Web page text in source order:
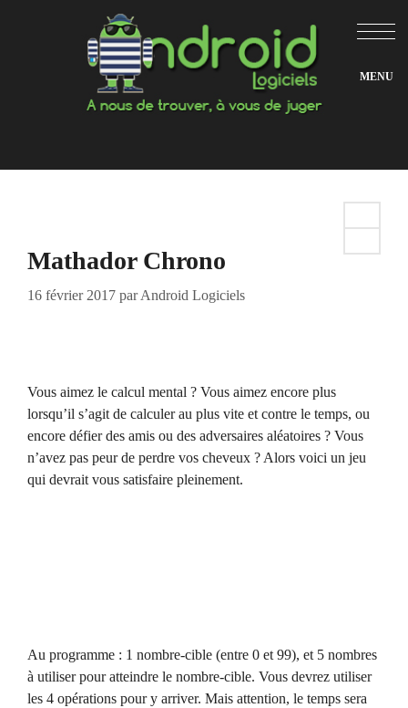
Mathador Chrono
16 février 2017 parAndroid Logiciels
Vous aimez le calcul mental ? Vous aimez encore plus
lorsqu’il s’agit de calculer au plus vite et contre le temps, ou
encore défier des amis ou des adversaires aléatoires ? Vous
n’avez pas peur de perdre vos cheveux ? Alors voici un jeu
qui devrait vous satisfaire pleinement.
Au programme : 1 nombre-cible (entre 0 et 99), et 5 nombres
à utiliser pour atteindre le nombre-cible. Vous devrez utiliser
les 4 opérations pour y arriver. Mais attention, le temps sera